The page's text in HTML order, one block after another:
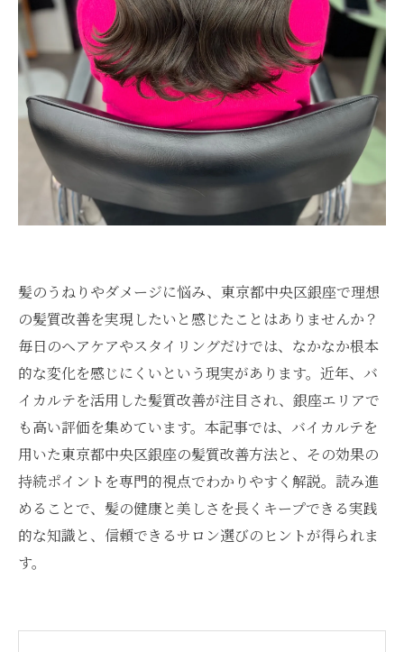
髪のうねりやダメージに悩み、東京都中央区銀座で理想
の髪質改善を実現したいと感じたことはありませんか？
毎日のヘアケアやスタイリングだけでは、なかなか根本
的な変化を感じにくいという現実があります。近年、バ
イカルテを活用した髪質改善が注目され、銀座エリアで
も高い評価を集めています。本記事では、バイカルテを
用いた東京都中央区銀座の髪質改善方法と、その効果の
持続ポイントを専門的視点でわかりやすく解説。読み進
めることで、髪の健康と美しさを長くキープできる実践
的な知識と、信頼できるサロン選びのヒントが得られま
す。